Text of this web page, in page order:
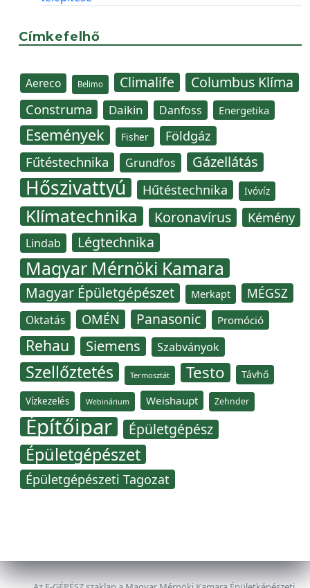
Címkefelhő
Aereco Belimo Climalife Columbus Klíma
Construma Daikin Danfoss Energetika
Események Fisher Földgáz
Fűtéstechnika Grundfos Gázellátás
Hőszivattyú Hűtéstechnika Ivóvíz
Klímatechnika Koronavírus Kémény
Lindab Légtechnika
Magyar Mérnöki Kamara
Magyar Épületgépészet Merkapt MÉGSZ
Oktatás OMÉN Panasonic Promóció
Rehau Siemens Szabványok
Szellőztetés Termosztát Testo Távhő
Vízkezelés Webinárium Weishaupt Zehnder
Építőipar Épületgépész
Épületgépészet
Épületgépészeti Tagozat